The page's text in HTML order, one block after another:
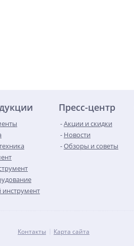
Пресс-центр
Акции и скидки
Новости
Обзоры и советы
Контакты Карта сайта